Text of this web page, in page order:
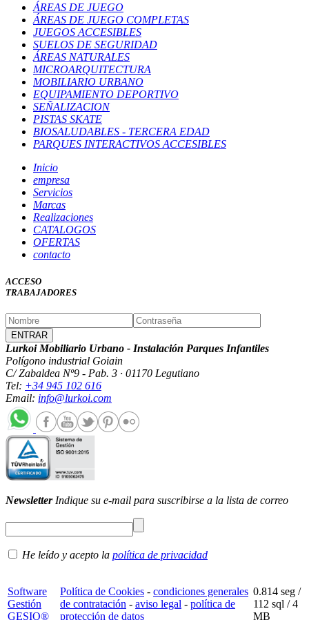
ÁREAS DE JUEGO
ÁREAS DE JUEGO COMPLETAS
JUEGOS ACCESIBLES
SUELOS DE SEGURIDAD
ÁREAS NATURALES
MICROARQUITECTURA
MOBILIARIO URBANO
EQUIPAMIENTO DEPORTIVO
SEÑALIZACION
PISTAS SKATE
BIOSALUDABLES - TERCERA EDAD
PARQUES INTERACTIVOS ACCESIBLES
Inicio
empresa
Servicios
Marcas
Realizaciones
CATALOGOS
OFERTAS
contacto
ACCESO
TRABAJADORES
Lurkoi Mobiliario Urbano - Instalación Parques Infantiles
Polígono industrial Goiain
C/ Zabaldea Nº9 - Pab. 3 · 01170 Legutiano
Tel: +34 945 102 616
Email: info@lurkoi.com
NewsletterIndique su e-mail para suscribirse a la lista de correo
He leído y acepto la política de privacidad
Software
Gestión
GESIO®
Política de Cookies - condiciones generales
de contratación - aviso legal - política de
protección de datos
0.814 seg /
112 sql / 4
MB